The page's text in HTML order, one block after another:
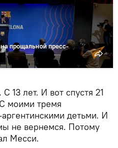
прощальной пресс-
13 лет. И вот спустя 21
моими тремя
детьми. И
не вернемся. Потому
Месси.